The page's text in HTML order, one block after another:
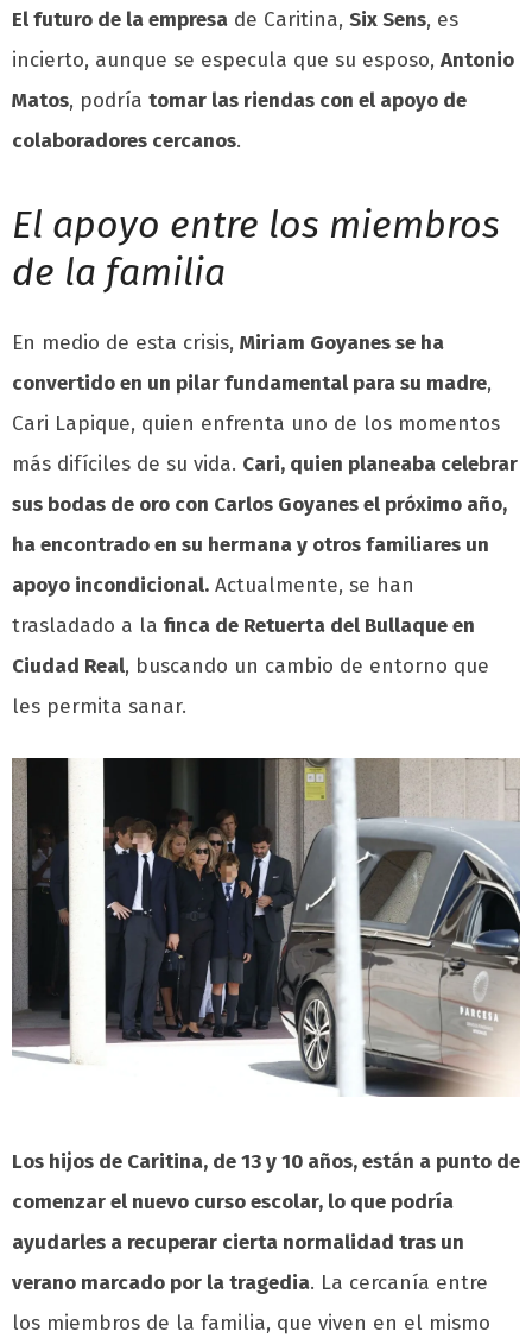
El futuro de la empresa de Caritina, Six Sens, es
incierto, aunque se especula que su esposo, Antonio
Matos, podría tomar las riendas con el apoyo de
colaboradores cercanos.
El apoyo entre los miembros
de la familia
En medio de esta crisis, Miriam Goyanes se ha
convertido en un pilar fundamental para su madre,
Cari Lapique, quien enfrenta uno de los momentos
más difíciles de su vida. Cari, quien planeaba celebrar
sus bodas de oro con Carlos Goyanes el próximo año,
ha encontrado en su hermana y otros familiares un
apoyo incondicional. Actualmente, se han
trasladado a la finca de Retuerta del Bullaque en
Ciudad Real, buscando un cambio de entorno que
les permita sanar.
Los hijos de Caritina, de 13 y 10 años, están a punto de
comenzar el nuevo curso escolar, lo que podría
ayudarles a recuperar cierta normalidad tras un
verano marcado por la tragedia. La cercanía entre
los miembros de la familia, que viven en el mismo